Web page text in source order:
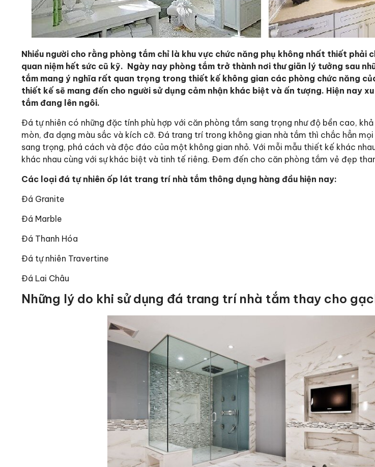
Nhiều người cho rằng phòng tắm chỉ là khu vực chức năng phụ không nhất thiết
quan niệm hết sức cũ kỹ. Ngày nay phòng tắm trở thành nơi thư giãn lý tưởng sau
tắm mang ý nghĩa rất quan trọng trong thiết kế không gian các phòng chức năng
thiết kế sẽ mang đến cho người sử dụng cảm nhận khác biệt và ấn tượng. Hiện nay
tắm đang lên ngôi.
Đá tự nhiên có những đặc tính phù hợp với căn phòng tắm sang trọng như độ bền cao,
mòn, đa dạng màu sắc và kích cỡ. Đá trang trí trong không gian nhà tắm thì chắc hẳn mọi
sang trọng, phá cách và độc đáo của một không gian nhỏ. Với mỗi mẫu thiết kế khác
khác nhau cùng với sự khác biệt và tinh tế riêng. Đem đến cho căn phòng tắm vẻ đẹp
Các loại đá tự nhiên ốp lát trang trí nhà tắm thông dụng hàng đầu hiện nay:
Đá Granite
Đá Marble
Đá Thanh Hóa
Đá tự nhiên Travertine
Đá Lai Châu
Những lý do khi sử dụng đá trang trí nhà tắm thay cho